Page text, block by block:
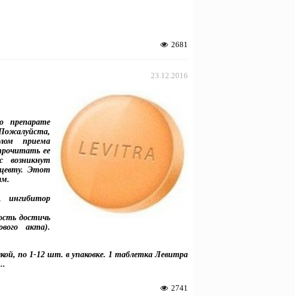
2681
23.12.2016
препарате
приема
ее
Этот
ингибитор
достичь
акта).
по 1-12 шт. в упаковке. 1 таблетка Левитра
2741